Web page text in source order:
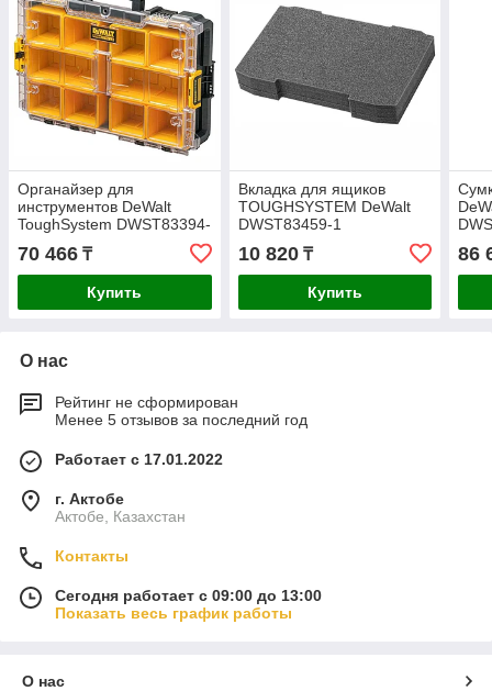
Органайзер для
инструментов DeWalt
ToughSystem DWST83394-
70 466 ₸
Купить
Вкладка для ящиков
TOUGHSYSTEM DeWalt
DWST83459-1
10 820₸
Купить
86
О нас
Рейтинг не сформирован
Менее 5 отзывов за последний год
Работает с 17.01.2022
г. Актобе
Актобе, Казахстан
Контакты
Сегодня работает с 09:00 до 13:00
Показать весь график работы
О нас